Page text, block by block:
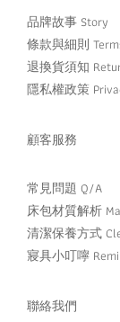
品牌故事 Story
條款與細則
退換貨須知
隱私權政策
顧客服務
常見問題 Q/A
床包材質解析
清潔保養方式
寢具小叮嚀
聯絡我們